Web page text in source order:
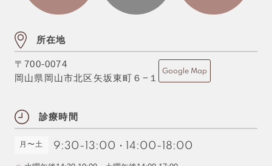
所在地
〒700-0074
岡山県岡山市北区矢坂東町６−１
Google Map
診療時間
月〜土 9:30-13:00 ・ 14:00-18:00